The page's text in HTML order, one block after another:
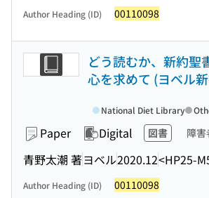
Author Heading (ID) 00110098
どう読むか、新約聖
心を求めて (ヨベル
Paper Digital 図書 障
青野太潮 著ヨベル2020.12<HP25-
National Diet Library
Author Heading (ID) 00110098